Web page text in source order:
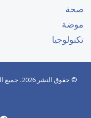
صحة
موضة
تكنولوجيا
© حقوق النشر 2026، جميع الحقوق محفوظة |